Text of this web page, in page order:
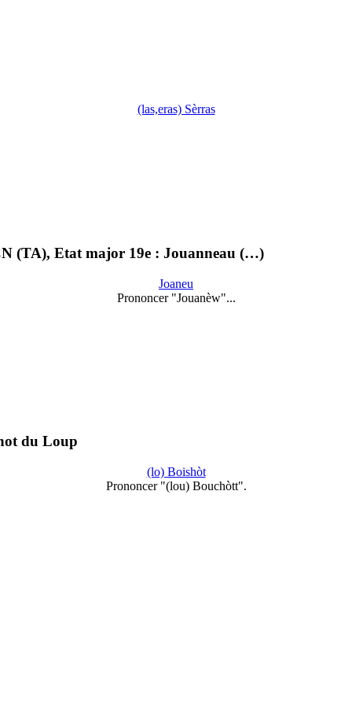
(las,eras) Sèrras
(TA), Etat major 19e : Jouanneau (…)
Joaneu
Prononcer "Jouanèw"...
du Loup
(lo) Boishòt
Prononcer "(lou) Bouchòtt".